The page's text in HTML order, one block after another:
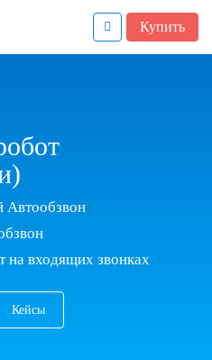
Купить
Автообзвон
на входящих звонках
Кейсы